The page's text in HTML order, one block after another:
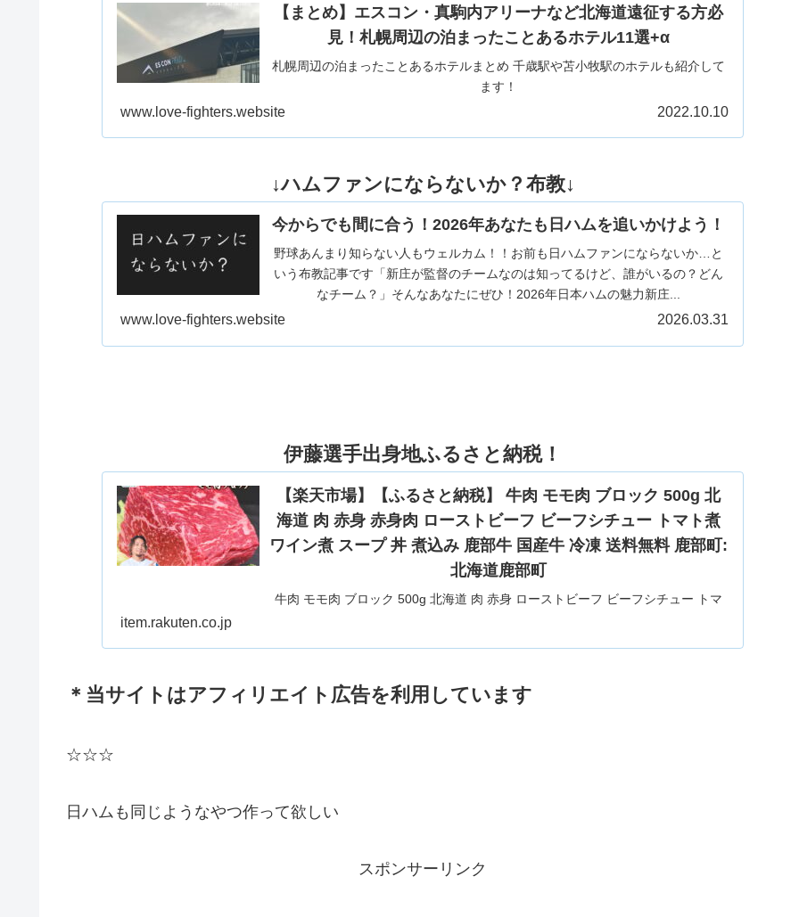
【まとめ】エスコン・真駒内アリーナなど北海道遠征する方必
見！札幌周辺の泊まったことあるホテル11選+α
札幌周辺の泊まったことあるホテルまとめ 千歳駅や苫小牧駅のホテルも紹介して
ます！
www.love-fighters.website 2022.10.10
↓ハムファンにならないか？布教↓
今からでも間に合う！2026年あなたも日ハムを追いかけよう！
野球あんまり知らない人もウェルカム！！お前も日ハムファンにならないか…と
いう布教記事です「新庄が監督のチームなのは知ってるけど、誰がいるの？どん
なチーム？」そんなあなたにぜひ！2026年日本ハムの魅力新庄...
www.love-fighters.website 2026.03.31
伊藤選手出身地ふるさと納税！
【楽天市場】【ふるさと納税】 牛肉 モモ肉 ブロック 500g 北
海道 肉 赤身 赤身肉 ローストビーフ ビーフシチュー トマト煮
ワイン煮 スープ 丼 煮込み 鹿部牛 国産牛 冷凍 送料無料 鹿部町:
北海道鹿部町
牛肉 モモ肉 ブロック 500g 北海道 肉 赤身 ローストビーフ ビーフシチュー トマ
item.rakuten.co.jp
＊当サイトはアフィリエイト広告を利用しています
☆☆☆
日ハムも同じようなやつ作って欲しい
スポンサーリンク